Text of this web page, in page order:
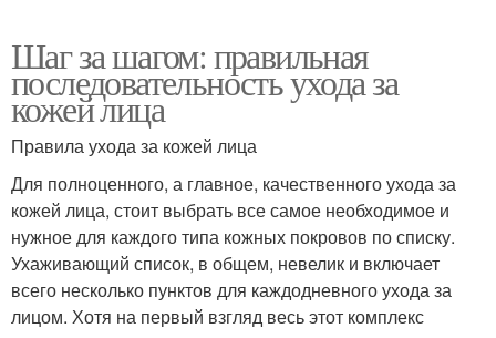
Шаг за шагом: правильная
последовательность ухода за
кожей лица
Правила ухода за кожей лица
Для полноценного, а главное, качественного ухода за
кожей лица, стоит выбрать все самое необходимое и
нужное для каждого типа кожных покровов по списку.
Ухаживающий список, в общем, невелик и включает
всего несколько пунктов для каждодневного ухода за
лицом. Хотя на первый взгляд весь этот комплекс